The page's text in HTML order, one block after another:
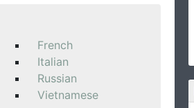
French
Italian
Russian
Vietnamese